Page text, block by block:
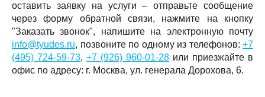
оставить заявку на услуги – отправьте сообщение
через форму обратной связи, нажмите на кнопку
"Заказать звонок", напишите на электронную почту
info@tyudes.ru, позвоните по одному из телефонов: +7
(495) 724-59-73, +7 (926) 960-01-28 или приезжайте в
офис по адресу: г. Москва, ул. генерала Дорохова, 6.